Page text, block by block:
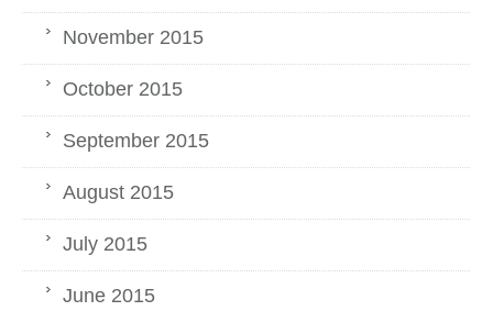
November 2015
October 2015
September 2015
August 2015
July 2015
June 2015